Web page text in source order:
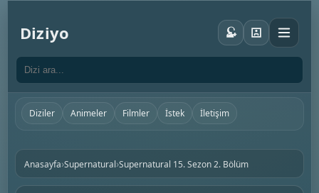
Diziyo
Diziler Animeler Filmler İstek İletişim
Anasayfa›Supernatural›Supernatural 15. Sezon 2. Bölüm